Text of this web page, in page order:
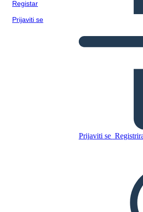
Registar
Prijaviti se
Prijaviti se
IZRADITE PLOČU
REPRODUCIRAJ
ČITAJ